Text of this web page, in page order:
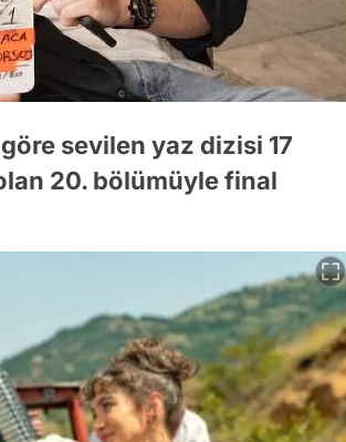
sevilen yaz dizisi 17
20. bölümüyle final